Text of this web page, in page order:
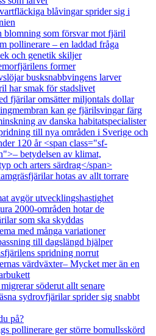
blåvingar sprider sig i
blomning som försvar mot fjäril
pollinerare – en laddad fråga
och genetik skiljer
former
busksnabbvingens larver
har smak för stadslivet
fjärilar omsätter miljontals dollar
kan ge fjärilsvingar färg
av danska habitatspecialister
till nya områden i Sverige och
120 år <span class="sf-
betydelsen av klimat,
och arters särdrag</span>
hotas av allt torrare
avgör utvecklingshastighet
2000-områden hotar de
som ska skyddas
med många variationer
till dagslängd hjälper
spridning norrut
värdväxter– Mycket mer än en
söderut allt senare
sydrovfjärilar sprider sig snabbt
på?
pollinerare ger större bomullsskörd